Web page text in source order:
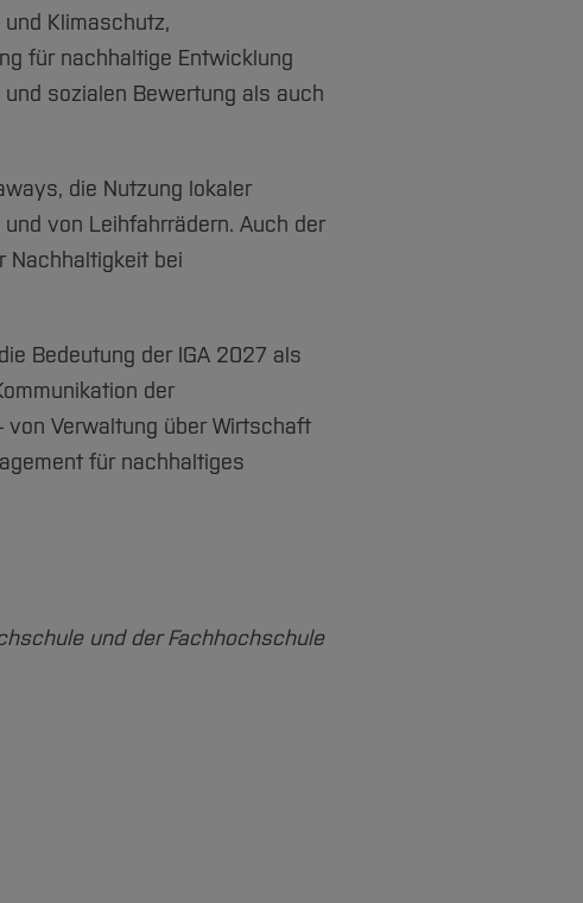
Klimaschutz,
für nachhaltige Entwicklung
sozialen Bewertung als auch
die Nutzung lokaler
von Leihfahrrädern. Auch der
Nachhaltigkeit bei
Bedeutung der IGA 2027 als
der
Verwaltung über Wirtschaft
für nachhaltiges
und der Fachhochschule